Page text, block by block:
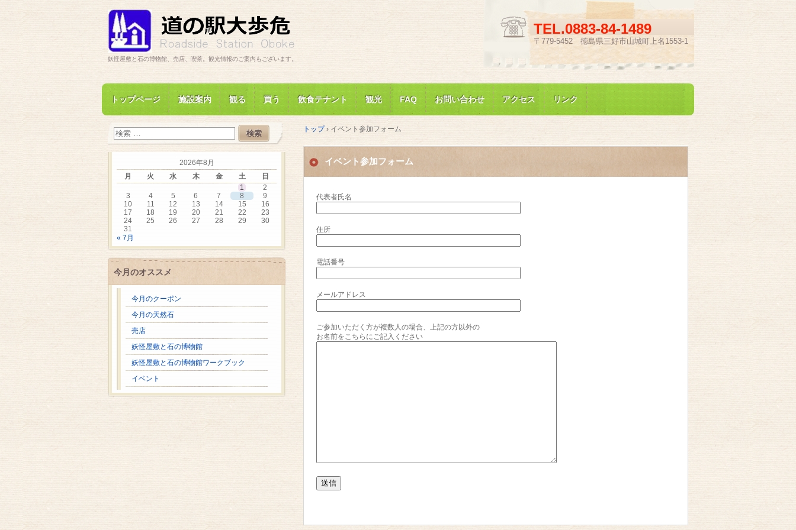
妖怪屋敷と石の博物館、売店、喫茶。観光情報のご案内もございます。
TEL.0883-84-1489
〒779-5452 徳島県三好市山城町上名1553-1
トップページ 施設案内 観る 買う 飲食テナント 観光 FAQ お問い合わせ アクセス リンク
トップ › イベント参加フォーム
イベント参加フォーム
代表者氏名
住所
電話番号
メールアドレス
ご参加いただく方が複数人の場合、上記の方以外の
お名前をこちらにご記入ください
2026年8月
月
火 水 木 金 土
日
1
2
3
4 5 6 7 8
9
10
11 12 13 14 15
16
17
18 19 20 21 22
23
24
25 26 27 28 29
30
31
« 7月
今月のオススメ
今月のクーポン
今月の天然石
売店
妖怪屋敷と石の博物館
妖怪屋敷と石の博物館ワークブック
イベント